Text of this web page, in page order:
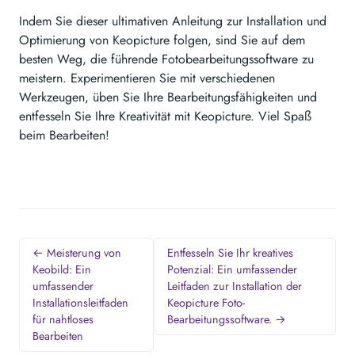
Indem Sie dieser ultimativen Anleitung zur Installation und
Optimierung von Keopicture folgen, sind Sie auf dem
besten Weg, die führende Fotobearbeitungssoftware zu
meistern. Experimentieren Sie mit verschiedenen
Werkzeugen, üben Sie Ihre Bearbeitungsfähigkeiten und
entfesseln Sie Ihre Kreativität mit Keopicture. Viel Spaß
beim Bearbeiten!
← Meisterung von
Keobild: Ein
umfassender
Installationsleitfaden
für nahtloses
Bearbeiten
Entfesseln Sie Ihr kreatives
Potenzial: Ein umfassender
Leitfaden zur Installation der
Keopicture Foto-
Bearbeitungssoftware. →